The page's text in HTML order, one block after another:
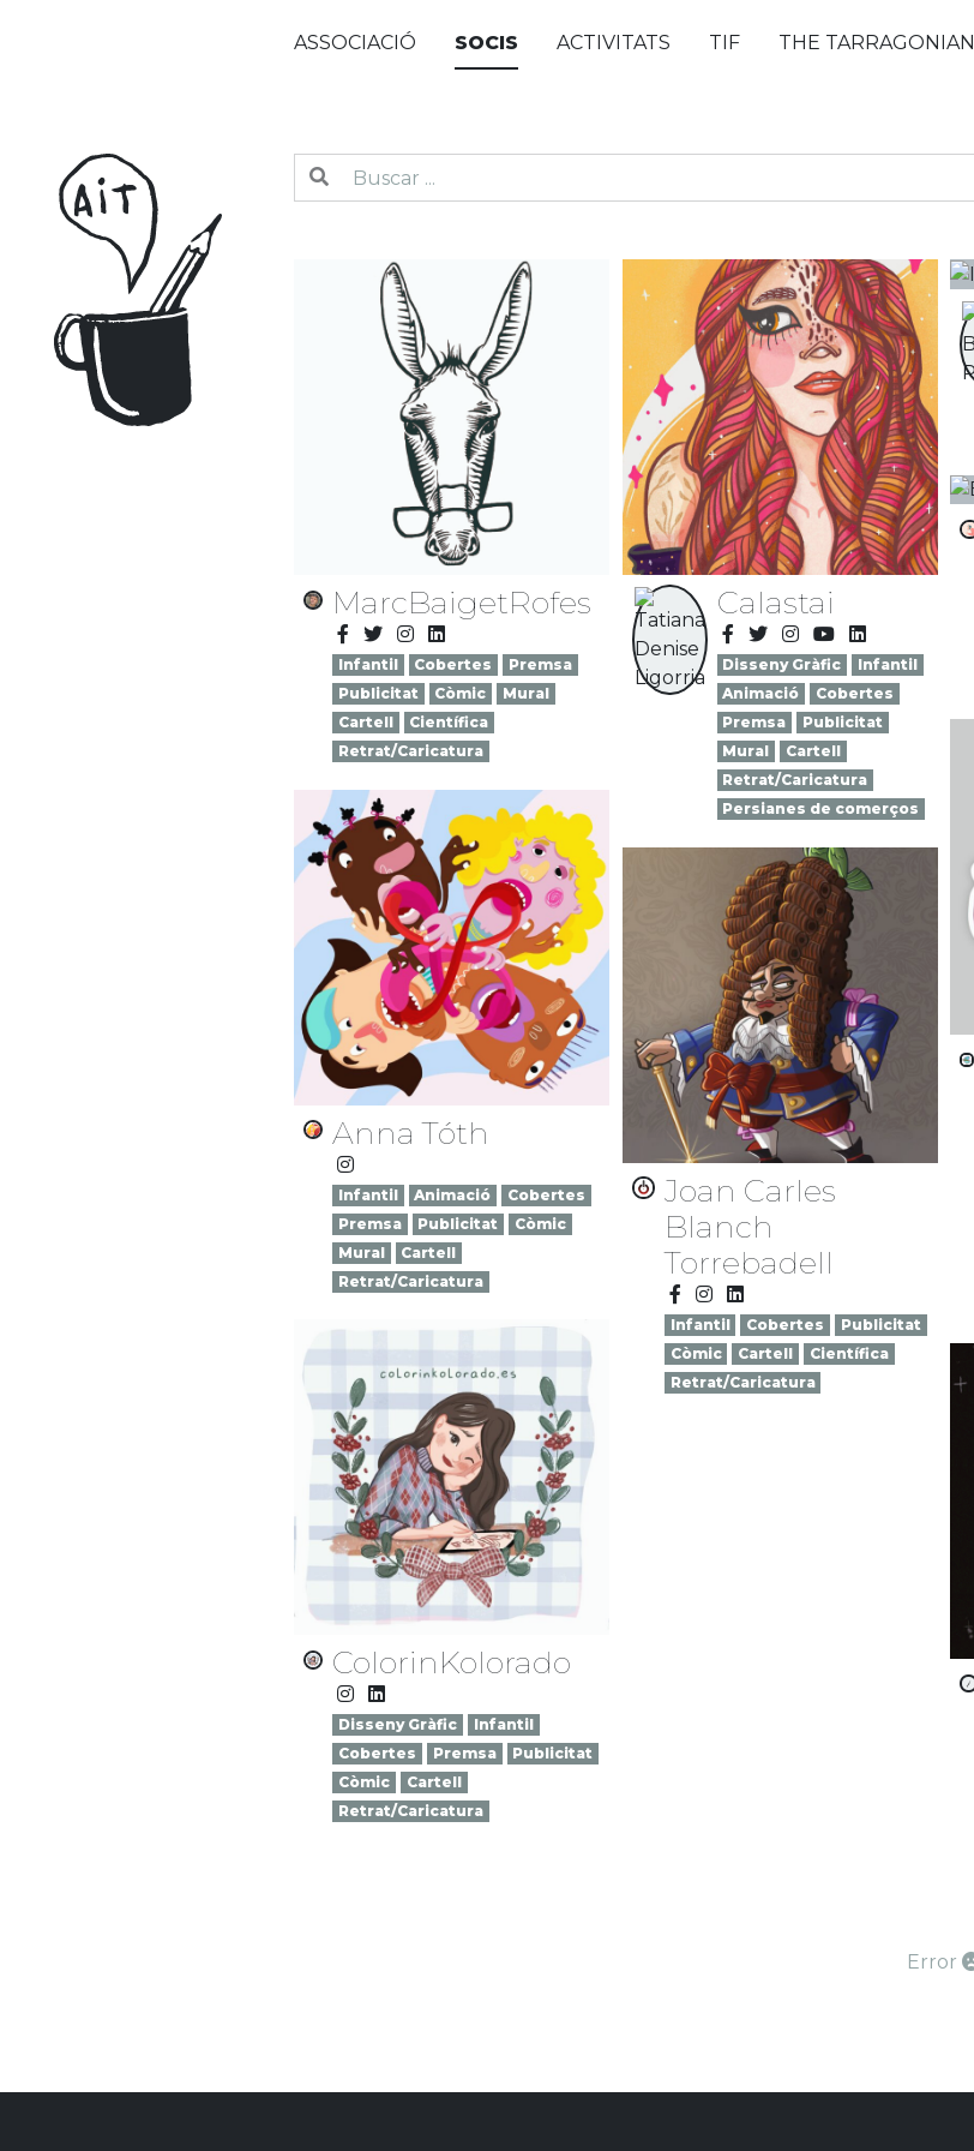
ASSOCIACIÓ SOCIS ACTIVITATS TIF THE TARRAGONIAN
MarcBaigetRofes
Infantil Cobertes
Premsa
Publicitat
Còmic
Mural
Cartell
Científica
Retrat/Caricatura
Calastai
Disseny Gràfic
Infantil
Animació
Cobertes
Premsa
Publicitat
Mural
Cartell
Retrat/Caricatura
Persianes de comerços
Anna Tóth
Infantil Animació
Cobertes
Premsa
Publicitat
Còmic
Mural
Cartell
Retrat/Caricatura
Joan Carles
Blanch
Torrebadell
Infantil Cobertes
Publicitat
Còmic
Cartell
Científica
Retrat/Caricatura
ColorinKolorado
Disseny Gràfic
Infantil
Cobertes
Premsa
Publicitat
Còmic
Cartell
Retrat/Caricatura
Error